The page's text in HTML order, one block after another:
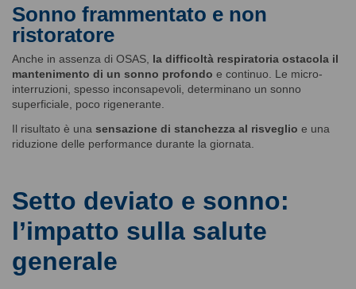
Sonno frammentato e non
ristoratore
Anche in assenza di OSAS, la difficoltà respiratoria ostacola il
mantenimento di un sonno profondo e continuo. Le micro-
interruzioni, spesso inconsapevoli, determinano un sonno
superficiale, poco rigenerante.
Il risultato è una sensazione di stanchezza al risveglio e una
riduzione delle performance durante la giornata.
Setto deviato e sonno:
l’impatto sulla salute
generale